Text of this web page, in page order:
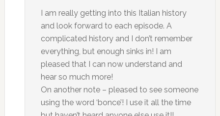
I am really getting into this Italian history
and look forward to each episode. A
complicated history and I don’t remember
everything, but enough sinks in! I am
pleased that I can now understand and
hear so much more!
On another note – pleased to see someone
using the word ‘bonce’! I use it all the time